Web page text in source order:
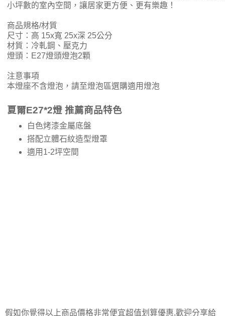
小坪數的室內空間，讓居家更方便、更有樂趣！
商品規格/材質
尺寸：高 15x寬 25x深 25公分
材質：冷軋鋼、壓克力
燈頭：E27燈頭燈泡2顆
注意事項
本燈座不含燈泡，請至燈泡區選購適用燈泡
夏爾E27*2燈 推薦商品特色
白色烤漆金屬底盤
搭配立體石紋造型燈罩
適用1-2坪空間
假如你覺得以上商品價格非常便宜超值划算優惠,歡迎分享給